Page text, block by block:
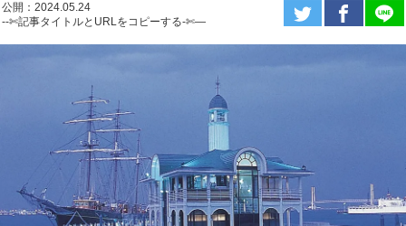
公開：2024.05.24
--✄記事タイトルとURLをコピーする-✄—